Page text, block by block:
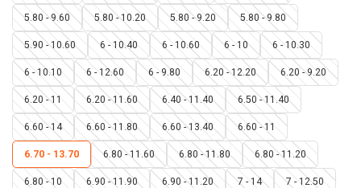
5.80 - 9.60 5.80 - 10.20 5.80 - 9.20 5.80 - 9.80
5.90 - 10.60 6 - 10.40 6 - 10.60 6 - 10 6 - 10.30
6 - 10.10 6 - 12.60 6 - 9.80 6.20 - 12.20 6.20 - 9.20
6.20 - 11 6.20 - 11.60 6.40 - 11.40 6.50 - 11.40
6.60 - 14 6.60 - 11.80 6.60 - 13.40 6.60 - 11
6.70 - 13.70 6.80 - 11.60 6.80 - 11.80 6.80 - 11.20
6.80 - 10 6.90 - 11.90 6.90 - 11.20 7 - 14 7 - 12.50